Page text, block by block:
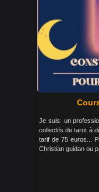
Je suis: un
collectifs de tarot à
tarif de 75 euros...
Christian guidan ou